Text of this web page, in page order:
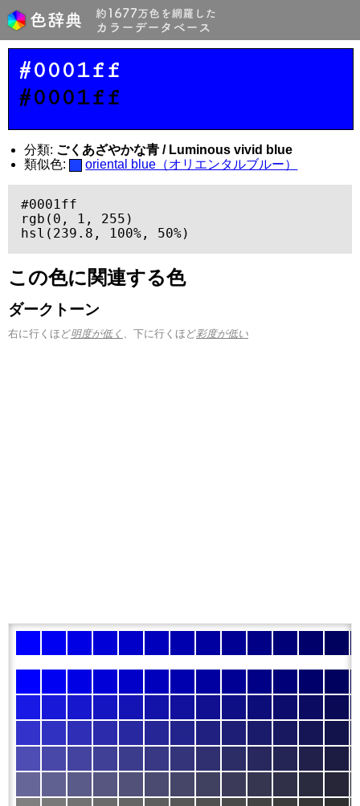
#0001ff
#0001ff
分類: ごくあざやかな青 / Luminous vivid blue
類似色:
oriental blue（オリエンタルブルー）
#0001ff
rgb(0, 1, 255)
hsl(239.8, 100%, 50%)
この色に関連する色
ダークトーン
右に行くほど明度が低く 、下に行くほど彩度が低い